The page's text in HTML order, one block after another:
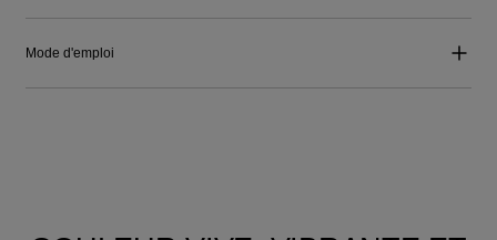
Mode d'emploi